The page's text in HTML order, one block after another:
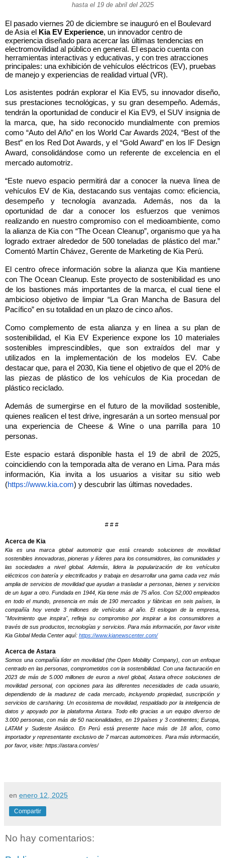
hasta el 19 de abril del 2025
El pasado viernes 20 de diciembre se inauguró en el Boulevard
de Asia el Kia EV Experience, un innovador centro de
experiencia diseñado para acercar las últimas tendencias en
electromovilidad al público en general. El espacio cuenta con
herramientas interactivas y educativas, y con tres atracciones
principales: una exhibición de vehículos eléctricos (EV), pruebas
de manejo y experiencias de realidad virtual (VR).
Los asistentes podrán explorar el Kia EV5, su innovador diseño,
sus prestaciones tecnológicas, y su gran desempeño. Además,
tendrán la oportunidad de conducir el Kia EV9, el SUV insignia de
la marca, que, ha sido reconocido mundialmente con premios
como “Auto del Año” en los World Car Awards 2024, “Best of the
Best” en los Red Dot Awards, y el “Gold Award” en los IF Design
Award, consolidándose como un referente de excelencia en el
mercado automotriz.
“Este nuevo espacio permitirá dar a conocer la nueva línea de
vehículos EV de Kia, destacando sus ventajas como: eficiencia,
desempeño y tecnología avanzada. Además, nos da la
oportunidad de dar a conocer los esfuerzos que venimos
realizando en nuestro compromiso con el medioambiente, como
la alianza de Kia con “The Ocean Cleanup”, organismo que ya ha
logrado extraer alrededor de 500 toneladas de plástico del mar.”
Comentó Martín Chávez, Gerente de Marketing de Kia Perú.
El centro ofrece información sobre la alianza que Kia mantiene
con The Ocean Cleanup. Este proyecto de sostenibilidad es uno
de los bastiones más importantes de la marca, el cual tiene el
ambicioso objetivo de limpiar “La Gran Mancha de Basura del
Pacífico” en su totalidad en un plazo de cinco años.
Como complemento de esta alianza y en línea a su plan de
sostenibilidad, el Kia EV Experience expone los 10 materiales
sostenibles imprescindibles, que son extraídos del mar y
utilizados en la implementación de los modelos EV. Cabe
destacar que, para el 2030, Kia tiene el objetivo de que el 20% de
las piezas de plástico de los vehículos de Kia procedan de
plástico reciclado.
Además de sumergirse en el futuro de la movilidad sostenible,
quienes realicen el test drive, ingresarán a un sorteo mensual por
una experiencia de Cheese & Wine o una parrilla para 10
personas.
Este espacio estará disponible hasta el 19 de abril de 2025,
coincidiendo con la temporada alta de verano en Lima. Para más
información, Kia invita a los usuarios a visitar su sitio web
(https://www.kia.com) y descubrir las últimas novedades.
# # #
Acerca de Kia
Kia es una marca global automotriz que está creando soluciones de movilidad
sostenibles innovadoras, pioneras y líderes para los consumidores, las comunidades y
las sociedades a nivel global. Además, lidera la popularización de los vehículos
eléctricos con batería y electrificados y trabaja en desarrollar una gama cada vez más
amplia de servicios de movilidad que ayudan a trasladar a personas, bienes y servicios
de un lugar a otro. Fundada en 1944, Kia tiene más de 75 años. Con 52,000 empleados
en todo el mundo, presencia en más de 190 mercados y fábricas en seis países, la
compañía hoy vende 3 millones de vehículos al año. El eslogan de la empresa,
"Movimiento que inspira", refleja su compromiso por inspirar a los consumidores a
través de sus productos, tecnologías y servicios. Para más información, por favor visite
Kia Global Media Center aquí: https://www.kianewscenter.com/
Acerca de Astara
Somos una compañía líder en movilidad (the Open Mobility Company), con un enfoque
centrado en las personas, comprometidos con la sostenibilidad. Con una facturación en
2023 de más de 5.000 millones de euros a nivel global, Astara ofrece soluciones de
movilidad personal, con opciones para las diferentes necesidades de cada usuario,
dependiendo de la madurez de cada mercado, incluyendo propiedad, suscripción y
servicios de carsharing. Un ecosistema de movilidad, respaldado por la inteligencia de
datos y apoyado por la plataforma Astara. Todo ello gracias a un equipo diverso de
3.000 personas, con más de 50 nacionalidades, en 19 países y 3 continentes; Europa,
LATAM y Sudeste Asiático. En Perú está presente hace más de 18 años, como
importador y representante exclusivo de 7 marcas automotrices. Para más información,
por favor, visite: https://astara.com/es/
en enero 12, 2025
Compartir
No hay comentarios: